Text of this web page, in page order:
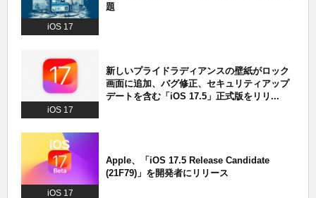
iOS 17
題
iOS 17
新しいプライドラディアンスの壁紙がロック
画面に追加、バグ修正、セキュリティアップ
デートを含む「iOS 17.5」正式版をリリ...
iOS 17
Apple、「iOS 17.5 Release Candidate
(21F79)」を開発者にリリース